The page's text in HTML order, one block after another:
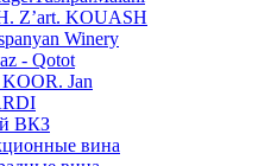
Z’art. KOUASH
Winery
- Qotot
Jan
ВКЗ
вина